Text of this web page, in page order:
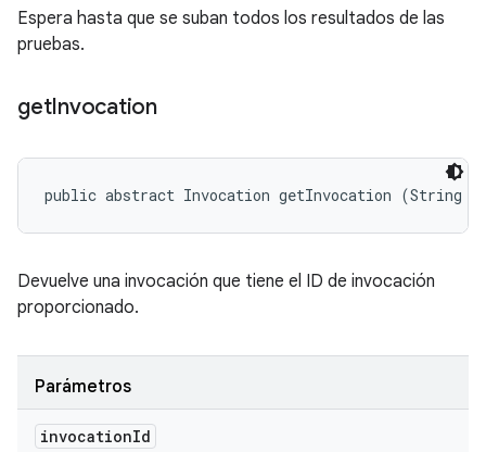
Espera hasta que se suban todos los resultados de las
pruebas.
getInvocation
public abstract Invocation getInvocation (String
Devuelve una invocación que tiene el ID de invocación
proporcionado.
Parámetros
invocationId